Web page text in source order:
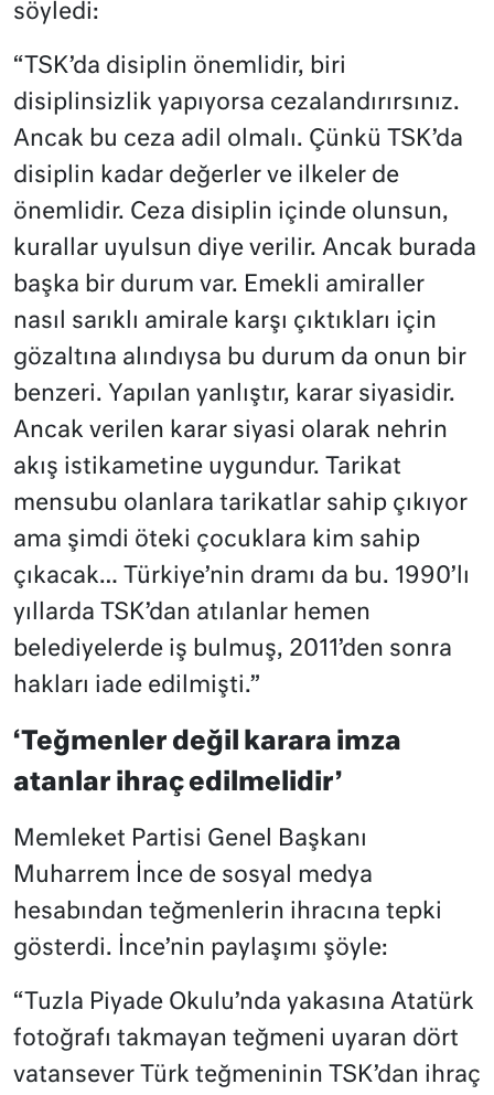
söyledi:
“TSK’da disiplin önemlidir, biri
disiplinsizlik yapıyorsa cezalandırırsınız.
Ancak bu ceza adil olmalı. Çünkü TSK’da
disiplin kadar değerler ve ilkeler de
önemlidir. Ceza disiplin içinde olunsun,
kurallar uyulsun diye verilir. Ancak burada
başka bir durum var. Emekli amiraller
nasıl sarıklı amirale karşı çıktıkları için
gözaltına alındıysa bu durum da onun bir
benzeri. Yapılan yanlıştır, karar siyasidir.
Ancak verilen karar siyasi olarak nehrin
akış istikametine uygundur. Tarikat
mensubu olanlara tarikatlar sahip çıkıyor
ama şimdi öteki çocuklara kim sahip
çıkacak… Türkiye’nin dramı da bu. 1990’lı
yıllarda TSK’dan atılanlar hemen
belediyelerde iş bulmuş, 2011’den sonra
hakları iade edilmişti.”
‘Teğmenler değil karara imza
atanlar ihraç edilmelidir’
Memleket Partisi Genel Başkanı
Muharrem İnce de sosyal medya
hesabından teğmenlerin ihracına tepki
gösterdi. İnce’nin paylaşımı şöyle:
“Tuzla Piyade Okulu’nda yakasına Atatürk
fotoğrafı takmayan teğmeni uyaran dört
vatansever Türk teğmeninin TSK’dan ihraç